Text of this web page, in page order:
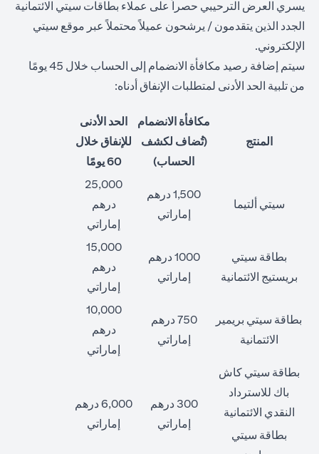
يسري العرض الترحيبي حصراً على عملاء بطاقات سيتي الائتمانية
الجدد الذين يتقدمون / يرشحون عميلاً محتملاً عبر موقع سيتي
الإلكتروني.
سيتم إضافة رصيد مكافأة الانضمام إلى الحساب خلال 45 يومًا
من تلبية الحد الأدنى لمتطلبات الإنفاق أدناه:
المنتج
مكافأة الانضمام
(تُضاف لكشف
الحساب)
الحد الأدنى
للإنفاق خلال
60 يومًا
سيتي ألتيما
1,500 درهم
إماراتي
25,000
درهم
إماراتي
بطاقة سيتي
بريستيج الائتمانية
1000 درهم
إماراتي
15,000
درهم
إماراتي
بطاقة سيتي بريمير
الائتمانية
750 درهم
إماراتي
10,000
درهم
إماراتي
بطاقة سيتي كاش
باك للاسترداد
النقدي الائتمانية
300 درهم
إماراتي
6,000 درهم
إماراتي
بطاقة سيتي